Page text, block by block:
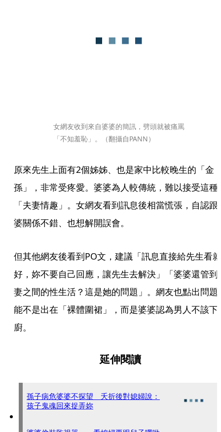
女網友收到來自婆婆的簡訊，劈頭就被痛罵
「不知羞恥」。（翻攝自PANN）
原來先生上面有2個姊姊、也是家中比較晚生的「金
孫」，非常受疼愛。婆婆為人較傳統，難以接受這種
「夫妻情趣」。女網友看到訊息後相當慌張，自認跟
婆關係不錯、也想解開誤會。
但其他網友後看到PO文，建議「訊息直接給先生看就
好，妳不要自己回應，讓先生去解決」「婆婆還管到
妻之間的性生活？這是她的問題」。網友也點出問題
能不是出在「裸體圍裙」，而是婆婆認為男人不該下
廚。
延伸閱讀
孫子病危婆婆不探望 夭折後對媳婦說：
孩子鬼魂回來捉弄妳